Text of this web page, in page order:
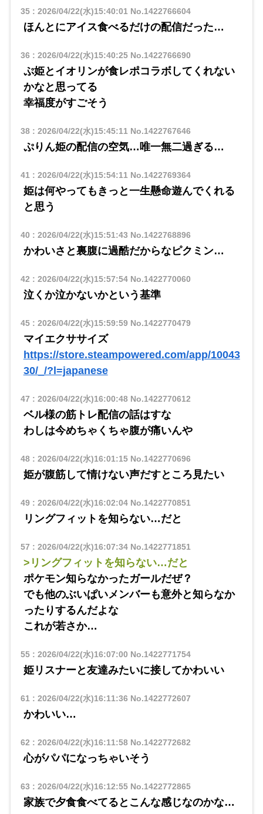
35: 2026/04/22(水)15:40:01 No.1422766604
ほんとにアイス食べるだけの配信だった…
36 : 2026/04/22(水)15:40:25No.1422766690
ぷ姫とイオリンが食レポコラボしてくれない
かなと思ってる
幸福度がすごそう
38: 2026/04/22(水)15:45:11 No.1422767646
ぷりん姫の配信の空気…唯一無二過ぎる…
41 : 2026/04/22(水)15:54:11 No.1422769364
姫は何やってもきっと一生懸命遊んでくれる
と思う
40 : 2026/04/22(水)15:51:43 No.1422768896
かわいさと裏腹に過酷だからなピクミン…
42 : 2026/04/22(水)15:57:54No.1422770060
泣くか泣かないかという基準
45: 2026/04/22(水)15:59:59No.1422770479
マイエクササイズ
https://store.steampowered.com/app/10043
30/_/?l=japanese
47 : 2026/04/22(水)16:00:48No.1422770612
ベル様の筋トレ配信の話はすな
わしは今めちゃくちゃ腹が痛いんや
48: 2026/04/22(水)16:01:15No.1422770696
姫が腹筋して情けない声だすところ見たい
49: 2026/04/22(水)16:02:04No.1422770851
リングフィットを知らない…だと
57 : 2026/04/22(水)16:07:34No.1422771851
>リングフィットを知らない…だと
ポケモン知らなかったガールだぜ？
でも他のぶいぱいメンバーも意外と知らなか
ったりするんだよな
これが若さか…
55: 2026/04/22(水)16:07:00 No.1422771754
姫リスナーと友達みたいに接してかわいい
61 : 2026/04/22(水)16:11:36 No.1422772607
かわいい…
62 : 2026/04/22(水)16:11:58No.1422772682
心がパパになっちゃいそう
63 : 2026/04/22(水)16:12:55No.1422772865
家族で夕食食べてるとこんな感じなのかな…